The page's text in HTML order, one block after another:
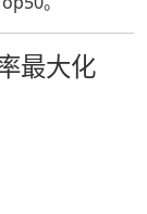
最大化